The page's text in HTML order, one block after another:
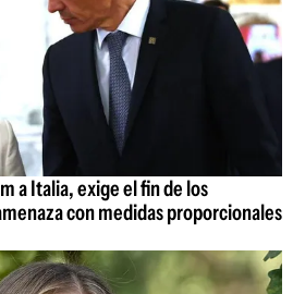
a Italia, exige el fin de los
con medidas proporcionales